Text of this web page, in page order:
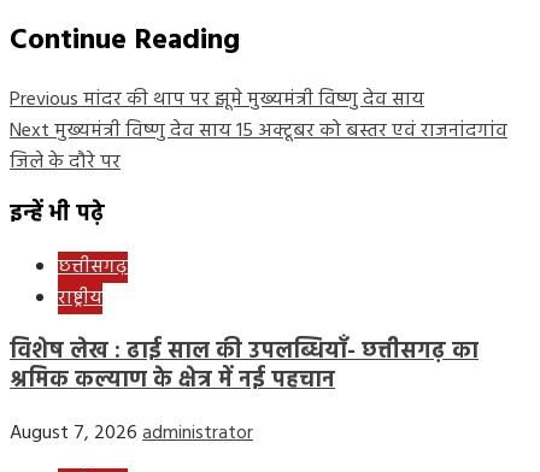
Continue Reading
Previousमांदर की थाप पर झूमे मुख्यमंत्री विष्णु देव साय
Nextमुख्यमंत्री विष्णु देव साय 15 अक्टूबर को बस्तर एवं राजनांदगांव
जिले के दौरे पर
इन्हें भी पढ़े
छत्तीसगढ़
राष्ट्रीय
विशेष लेख : ढाई साल की उपलब्धियाँ- छत्तीसगढ़ का
श्रमिक कल्याण के क्षेत्र में नई पहचान
August 7, 2026administrator